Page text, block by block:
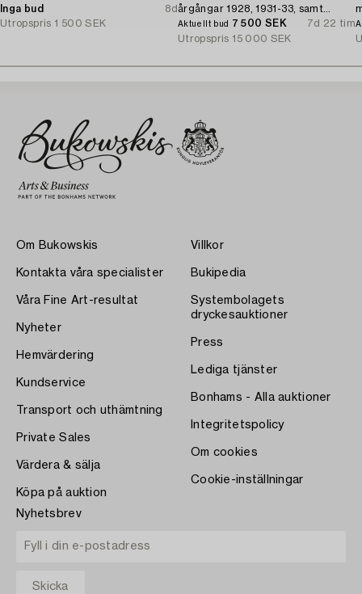
Inga bud
8d
Utropspris 1 500 SEK
årgångar 1928, 1931-33, samt
lösnummer + tre "Nya Möbler" och
jubileumspublikation 1945.
Aktuellt bud 7 500 SEK
7d 22 tim
Utropspris 15 000 SEK
Om Bukowskis
Kontakta våra specialister
Våra Fine Art-resultat
Nyheter
Hemvärdering
Kundservice
Transport och uthämtning
Private Sales
Värdera & sälja
Köpa på auktion
Villkor
Bukipedia
Systembolagets
dryckesauktioner
Press
Lediga tjänster
Bonhams - Alla auktioner
Integritetspolicy
Om cookies
Cookie-inställningar
Nyhetsbrev